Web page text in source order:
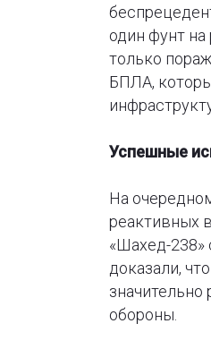
один фунт на
только
БПЛА,
Успешные
На
реактивных
«Шахед-238»
доказали,
обороны.